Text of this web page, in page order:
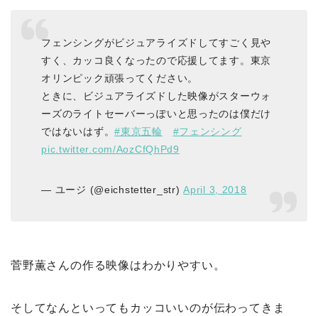
フェンシングがビジュアライズドしてすごく見や
すく、カッコ良くなったので応援してます。東京
オリンピック頑張ってください。
ときに、ビジュアライズドした映像がスターウォ
ーズのライトセーバーっぽいと思ったのは僕だけ
ではないはず。#東京五輪
#フェンシング
pic.twitter.com/AozCfQhPd9
— ユージ (@eichstetter_str)April 3, 2018
菅野薫さんの作る映像はわかりやすい。
そしてなんといってもカッコいいのが伝わってきま